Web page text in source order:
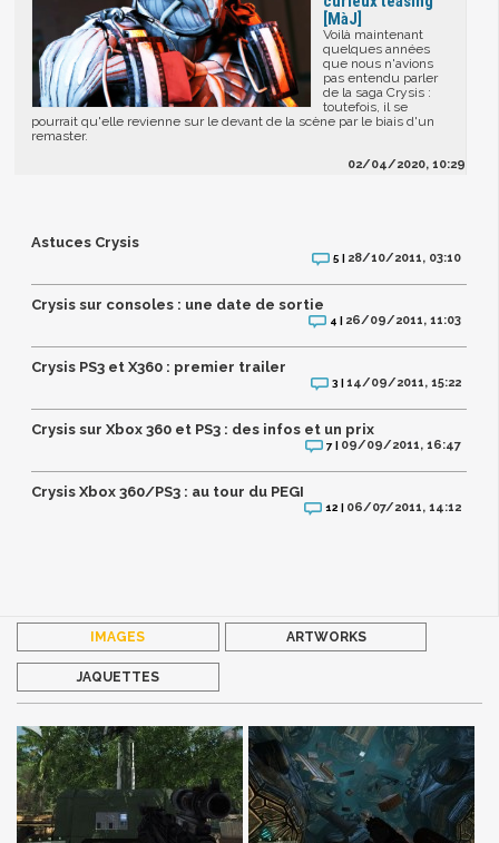
[MàJ]
Voilà maintenant
quelques années
que nous n'avions
pas entendu parler
de la saga Crysis :
toutefois, il se
pourrait qu'elle revienne sur le devant de la scène par le biais d'un
remaster.
02/04/2020, 10:29
Astuces Crysis
5 | 28/10/2011, 03:10
Crysis sur consoles : une date de sortie
4 | 26/09/2011, 11:03
Crysis PS3 et X360 : premier trailer
3 |14/09/2011, 15:22
Crysis sur Xbox 360 et PS3 : des infos et un prix
7 | 09/09/2011, 16:47
Crysis Xbox 360/PS3 : au tour du PEGI
12 | 06/07/2011, 14:12
IMAGES ARTWORKS
JAQUETTES